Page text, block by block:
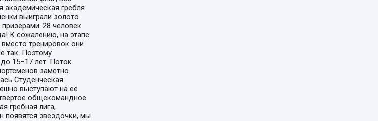
академическая гребля
выиграли золото
28 человек
К сожалению, на этапе
тренировок они
так. Поэтому
15–17 лет. Поток
заметно
Студенческая
выступают на её
общекомандное
гребная лига,
появятся звёздочки, мы